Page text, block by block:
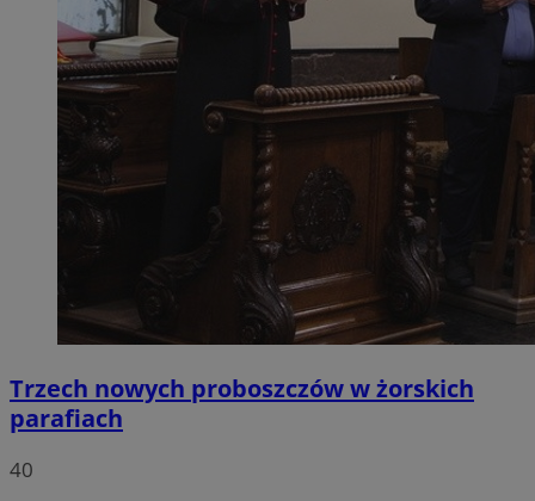
Trzech nowych proboszczów w żorskich
parafiach
40